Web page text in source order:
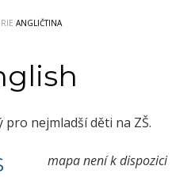
ANGLIČTINA
nejmladší děti na ZŠ.
mapa není k dispozici